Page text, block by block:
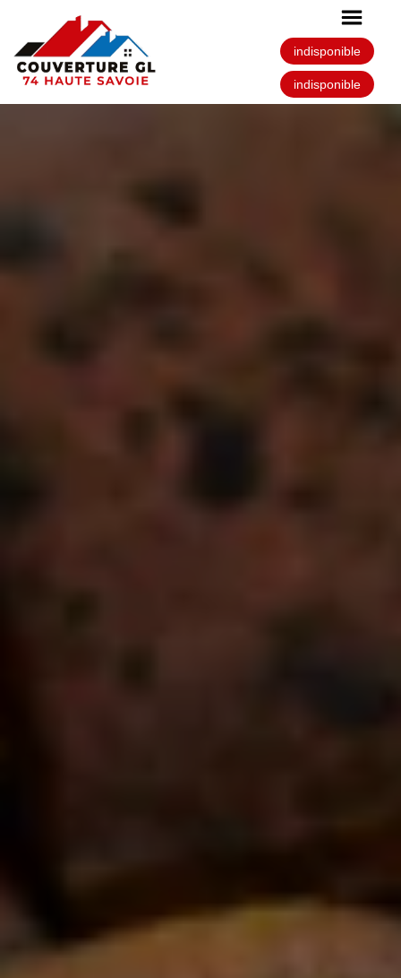
indisponible
indisponible